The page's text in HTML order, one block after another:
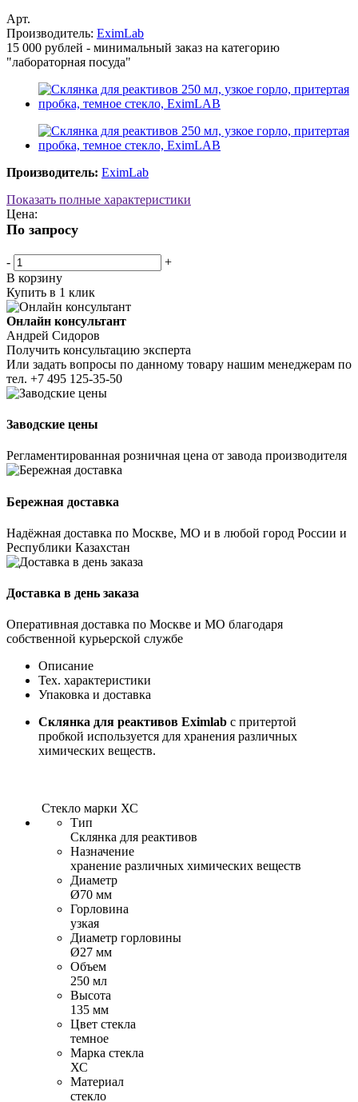
Арт.
Производитель: EximLab
15 000 рублей - минимальный заказ на категорию
"лабораторная посуда"
Производитель: EximLab
Показать полные характеристики
Цена:
По запросу
-
+
В корзину
Купить в 1 клик
Онлайн консультант
Андрей Сидоров
Получить консультацию эксперта
Или задать вопросы по данному товару нашим менеджерам по
тел. +7 495 125-35-50
Заводские цены
Регламентированная розничная цена от завода производителя
Бережная доставка
Надёжная доставка по Москве, МО и в любой город России и
Республики Казахстан
Доставка в день заказа
Оперативная доставка по Москве и МО благодаря
собственной курьерской службе
Описание
Тех. характеристики
Упаковка и доставка
Склянка для реактивов Eximlab с притертой
пробкой используется для хранения различных
химических веществ.
Стекло марки ХС
Тип
Склянка для реактивов
Назначение
хранение различных химических веществ
Диаметр
Ø70 мм
Горловина
узкая
Диаметр горловины
Ø27 мм
Объем
250 мл
Высота
135 мм
Цвет стекла
темное
Марка стекла
ХС
Материал
стекло